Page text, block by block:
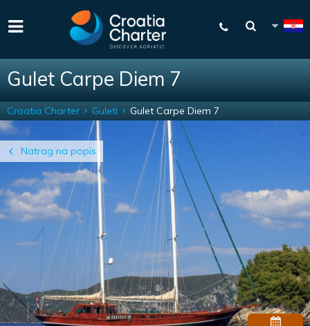
Gulet Carpe Diem 7
Natrag na popis
Croatia Charter Guleti Gulet Carpe Diem 7